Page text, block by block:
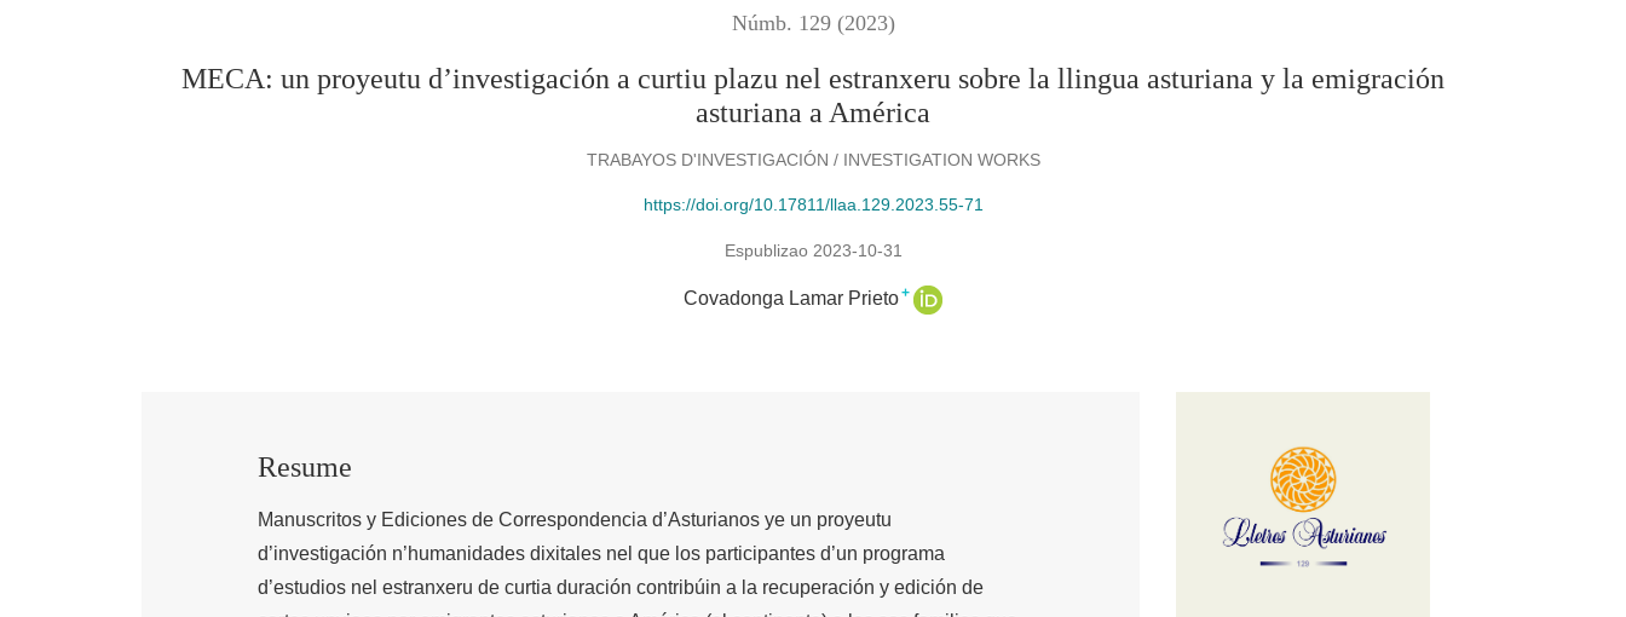
Númb. 129 (2023)
MECA: un proyeutu d’investigación a curtiu plazu nel estranxeru sobre la llingua asturiana y la emigración
asturiana a América
TRABAYOS D'INVESTIGACIÓN / INVESTIGATION WORKS
https://doi.org/10.17811/llaa.129.2023.55-71
Espublizao 2023-10-31
Covadonga Lamar Prieto+
Resume
Manuscritos y Ediciones de Correspondencia d’Asturianos ye un proyeutu
d’investigación n’humanidades dixitales nel que los participantes d’un programa
d’estudios nel estranxeru de curtia duración contribúin a la recuperación y edición de